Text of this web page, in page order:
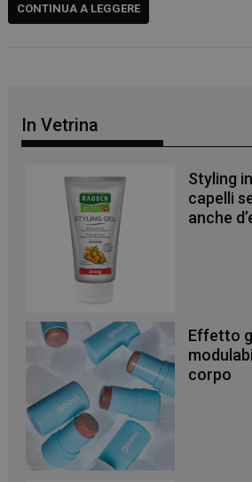
CONTINUA A LEGGERE
In Vetrina
Styling
capelli
anche
Effetto
corpo